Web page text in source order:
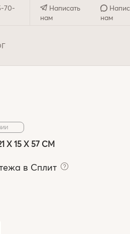
70-
Написать
нам
нам
X 15 X 57 СМ
в Сплит